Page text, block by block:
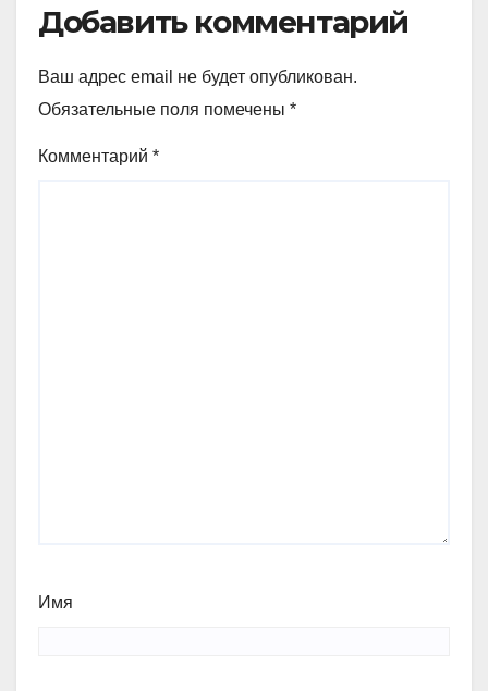
Добавить комментарий
Ваш адрес email не будет опубликован.
Обязательные поля помечены *
Комментарий *
Имя